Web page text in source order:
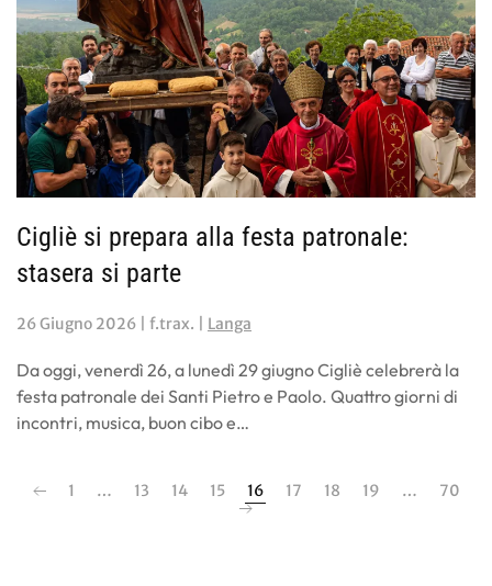
Cigliè si prepara alla festa patronale:
stasera si parte
26 Giugno 2026 | f.trax. | Langa
Da oggi, venerdì 26, a lunedì 29 giugno Cigliè celebrerà la
festa patronale dei Santi Pietro e Paolo. Quattro giorni di
incontri, musica, buon cibo e…
1 … 13 14 15 16 17 18 19 … 70